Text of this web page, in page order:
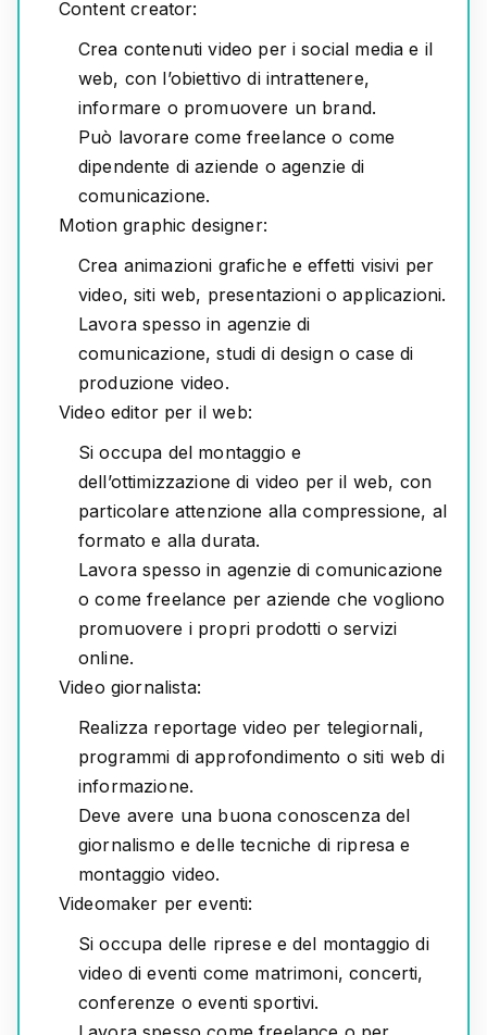
Content creator:
Crea contenuti video per i social media e il
web, con l’obiettivo di intrattenere,
informare o promuovere un brand.
Può lavorare come freelance o come
dipendente di aziende o agenzie di
comunicazione.
Motion graphic designer:
Crea animazioni grafiche e effetti visivi per
video, siti web, presentazioni o applicazioni.
Lavora spesso in agenzie di
comunicazione, studi di design o case di
produzione video.
Video editor per il web:
Si occupa del montaggio e
dell’ottimizzazione di video per il web, con
particolare attenzione alla compressione, al
formato e alla durata.
Lavora spesso in agenzie di comunicazione
o come freelance per aziende che vogliono
promuovere i propri prodotti o servizi
online.
Video giornalista:
Realizza reportage video per telegiornali,
programmi di approfondimento o siti web di
informazione.
Deve avere una buona conoscenza del
giornalismo e delle tecniche di ripresa e
montaggio video.
Videomaker per eventi:
Si occupa delle riprese e del montaggio di
video di eventi come matrimoni, concerti,
conferenze o eventi sportivi.